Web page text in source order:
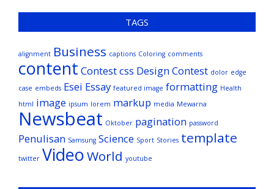
TAGS
alignment Business captions Coloring comments
content Contestcss Design Contest dolor edge
case embeds Esei Essay featured image formatting Health
html image ipsum lorem markup media Mewarna
Newsbeat Oktober pagination password
Penulisan Samsung Science Sport Stories template
twitter VideoWorld youtube